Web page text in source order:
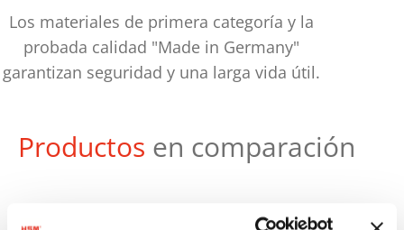
Los materiales de primera categoría y la
probada calidad "Made in Germany"
garantizan seguridad y una larga vida útil.
Productos en comparación